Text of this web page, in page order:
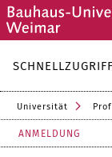
SCHNELLZUGRIFF
Universität
ANMELDUNG